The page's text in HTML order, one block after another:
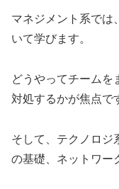
マネジメント系では
いて学びます。
どうやってチームを
対処するかが焦点で
そして、テクノロジ
の基礎、ネットワー